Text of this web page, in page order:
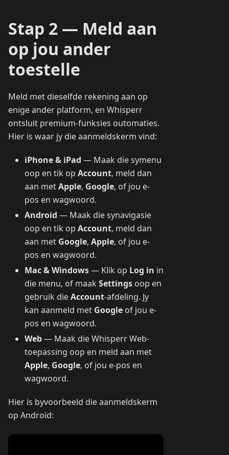
Stap 2 — Meld aan
op jou ander
toestelle
Meld met dieselfde rekening aan op
enige ander platform, en Whisperr
ontsluit premium-funksies outomaties.
Hier is waar jy die aanmeldskerm vind:
iPhone & iPad — Maak die symenu
oop en tik op Account, meld dan
aan metApple, Google, of jou e-
pos en wagwoord.
Android — Maak die synavigasie
oop en tik op Account, meld dan
aan met Google, Apple, of jou e-
pos en wagwoord.
Mac & Windows— Klik op Log in in
die menu, of maak Settings oop en
gebruik dieAccount-afdeling. Jy
kan aanmeld met Google of jou e-
pos en wagwoord.
Web— Maak die Whisperr Web-
toepassing oop en meld aan met
Apple, Google, of jou e-pos en
wagwoord.
Hier is byvoorbeeld die aanmeldskerm
op Android: